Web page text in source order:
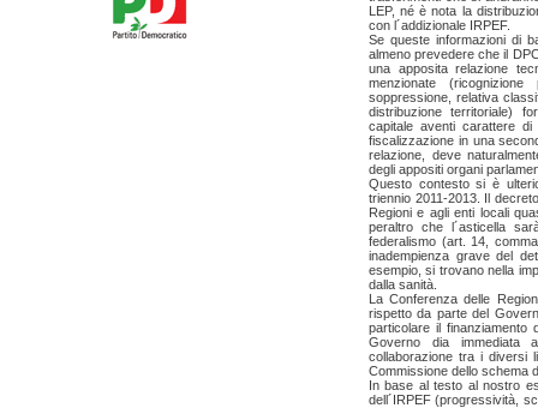
LEP, né è nota la
con l´addizionale IRPEF.
Se queste informazioni di
almeno prevedere che il
una apposita relazione
menzionate
soppressione, relativa
distribuzione territoriale)
capitale aventi carattere
fiscalizzazione in una
relazione, deve
degli appositi organi
Questo contesto si è
triennio 2011-2013. Il
Regioni e agli enti locali
peraltro che l´asticella
federalismo (art. 14,
inadempienza grave del
esempio, si trovano nella
dalla sanità.
La Conferenza delle
rispetto da parte del
particolare il
Governo dia immediata
collaborazione tra i diversi
Commissione dello schema
In base al testo al nostro
dell´IRPEF (progressività,